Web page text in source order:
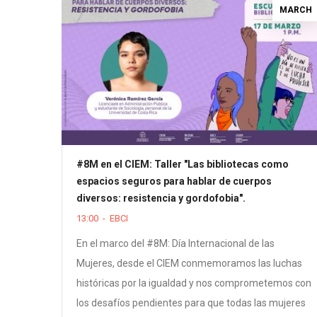
MARCH
#8M en el CIEM: Taller "Las bibliotecas como
espacios seguros para hablar de cuerpos
diversos: resistencia y gordofobia".
13:00 - EBCI
En el marco del #8M: Día Internacional de las
Mujeres, desde el CIEM conmemoramos las luchas
históricas por la igualdad y nos comprometemos con
los desafíos pendientes para que todas las mujeres